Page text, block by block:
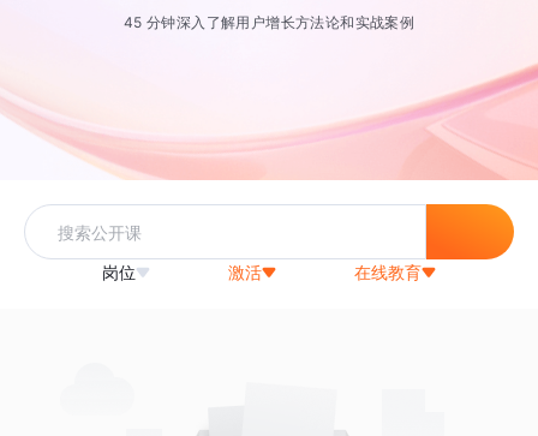
45 分钟深入了解用户增长方法论和实战案例
岗位 激活 在线教育